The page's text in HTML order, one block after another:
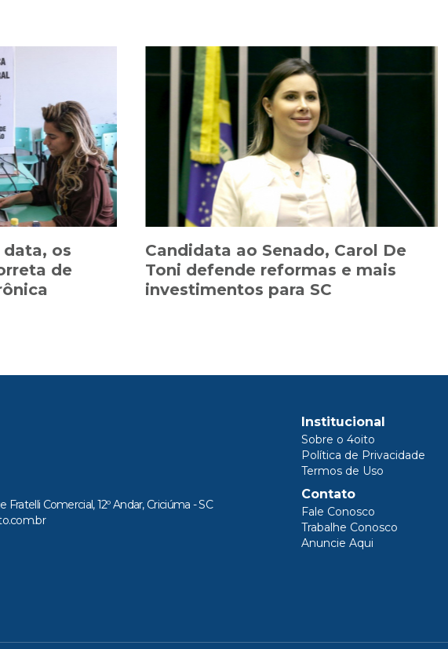
data, os
de
Candidata ao Senado, Carol De
Toni defende reformas e mais
investimentos para SC
Fratelli Comercial, 12º Andar, Criciúma - SC
Institucional
Sobre o 4oito
Política de Privacidade
Termos de Uso
Contato
Fale Conosco
Trabalhe Conosco
Anuncie Aqui